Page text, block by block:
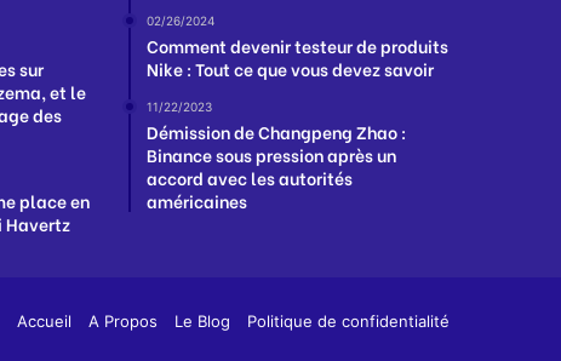
sur
et le
des
place en
Havertz
02/26/2024
Comment devenir testeur de produits
Nike : Tout ce que vous devez savoir
11/22/2023
Démission de Changpeng Zhao :
Binance sous pression après un
accord avec les autorités
américaines
Accueil A Propos Le Blog Politique de confidentialité
Buy